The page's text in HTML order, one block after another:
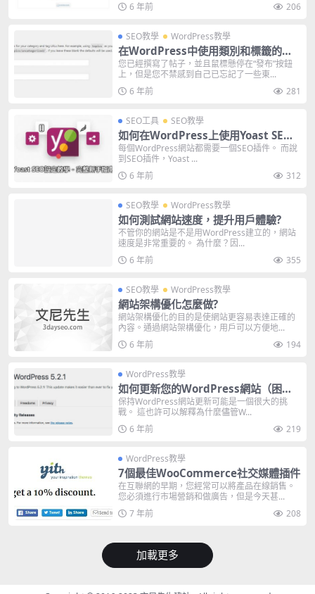
6 年前
206
SEO教學 WordPress教學
在WordPress中使用類別和標籤的最
佳做法
您已經撰寫了帖子，並且鼠標懸停在“發布”按鈕
上，但是您不禁感到自己已忘記了一些東...
6 年前
281
SEO工具 SEO教學
如何在WordPress上使用Yoast SE
O？ 2022年的新手超完整教程，帶小
白站長做SEO
每個WordPress網站都需要一個SEO插件。 而說
到SEO插件，Yoast ...
6 年前
312
SEO教學 WordPress教學
如何測試網站速度，提升用戶體驗?
不管你的網站是不是用WordPress建立的，網站
速度是非常重要的。 為什麼？因...
6 年前
355
SEO教學 WordPress教學
網站架構優化怎麼做?
網站架構優化的目的是使網站更容易表達正確的
內容。通過網站架構優化，用戶可以方便地...
6 年前
194
WordPress教學
如何更新您的WordPress網站（困難
和解決方法）
保持WordPress網站更新可能是一個很大的挑
戰。 這也許可以解釋為什麼儘管W...
6 年前
219
WordPress教學
7個最佳WooCommerce社交媒體插件
在互聯網的早期，您經常可以將產品在線銷售。
您必須進行市場營銷和做廣告，但是今天甚...
7 年前
208
加載更多